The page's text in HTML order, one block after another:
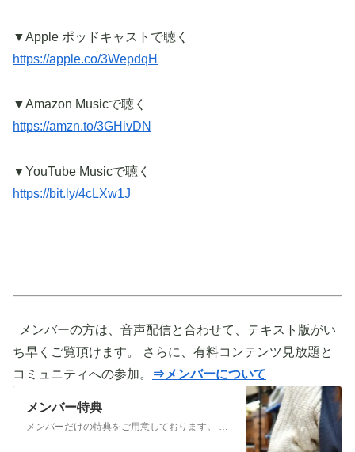
▼Apple ポッドキャストで聴く
https://apple.co/3WepdqH
▼Amazon Musicで聴く
https://amzn.to/3GHivDN
▼YouTube Musicで聴く
https://bit.ly/4cLXw1J
メンバーの方は、音声配信と合わせて、テキスト版がい
ち早くご覧頂けます。 さらに、有料コンテンツ見放題と
コミュニティへの参加。
⇒メンバーについて
メンバー特典
メンバーだけの特典をご用意しております。 ぜひご活用頂き、ご自身の活動に役立てて下さい。 ⇒メンバーについて詳しく見てみる メンバーになる （） ①有料コンテンツが見放題！ ジュエリー制作に関する情報やビジネス情報やブランディングに関する情